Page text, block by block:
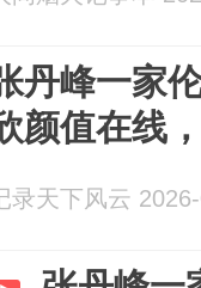
丹峰一家
颜值在线
录天下风云